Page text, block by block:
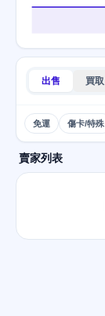
出售 買取
免運 傷卡/特殊
賣家列表